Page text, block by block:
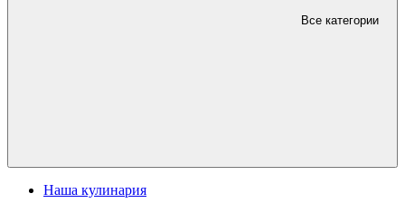
Все категории
Наша кулинария